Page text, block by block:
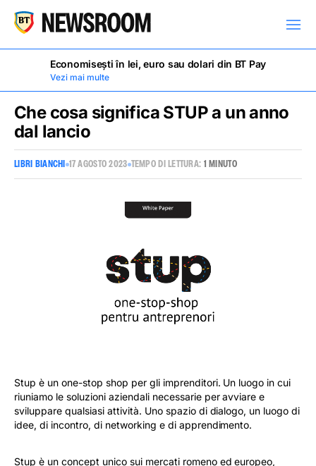
COMUNICATI STAMPA
PIETRE MILIARI
BLOG
Economisești în lei, euro sau dolari din BT Pay
Vezi mai multe
Che cosa significa STUP a un anno
dal lancio
LIBRI BIANCHI 17 AGOSTO 2023 TEMPO DI LETTURA: 1 MINUTO
Stup è un one-stop shop per gli imprenditori. Un luogo in cui
riuniamo le soluzioni aziendali necessarie per avviare e
sviluppare qualsiasi attività. Uno spazio di dialogo, un luogo di
idee, di incontro, di networking e di apprendimento.
Stup è un concept unico sui mercati romeno ed europeo,